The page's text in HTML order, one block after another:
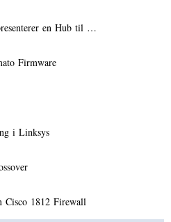
en Hub til …
Firmware
i Linksys
Cisco 1812 Firewall